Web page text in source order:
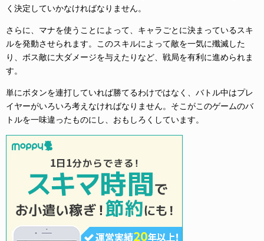
く決定していかなければなりません。
さらに、マナを使うことによって、キャラごとに決まっているスキ
ルを発動させられます。このスキルによって敵を一気に殲滅した
り、ボス敵に大ダメージを与えたりなど、戦局を有利に進められま
す。
単にボタンを連打していれば勝てるわけではなく、バトル中はプレ
イヤーがいろいろ考えなければなりません。そこがこのゲームのバ
トルを一味違ったものにし、おもしろくしています。